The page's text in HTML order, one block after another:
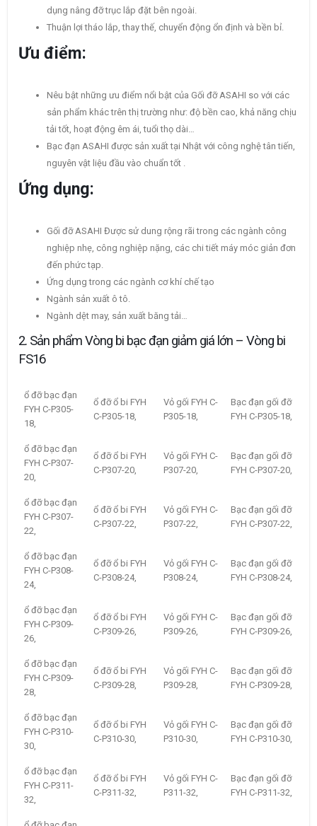
dụng nâng đỡ trục lắp đặt bên ngoài.
Thuận lợi tháo lắp, thay thế, chuyển động ổn định và bền bỉ.
Ưu điểm:
Nêu bật những ưu điểm nổi bật của Gối đỡ ASAHI so với các
sản phẩm khác trên thị trường như: độ bền cao, khả năng chịu
tải tốt, hoạt động êm ái, tuổi thọ dài…
Bạc đạn ASAHI được sản xuất tại Nhật với công nghệ tân tiến,
nguyên vật liệu đầu vào chuẩn tốt .
Ứng dụng:
Gối đỡ ASAHI Được sử dung rộng rãi trong các ngành công
nghiệp nhẹ, công nghiệp nặng, các chi tiết máy móc giản đơn
đến phức tạp.
Ứng dụng trong các ngành cơ khí chế tạo
Ngành sản xuất ô tô.
Ngành dệt may, sản xuất băng tải…
2. Sản phẩm Vòng bi bạc đạn giảm giá lớn – Vòng bi
FS16
ổ đỡ bạc đạn
FYH C-P305-
18,
ổ đỡ ổ bi FYH
C-P305-18,
Vỏ gối FYH C-
P305-18,
Bạc đạn gối đỡ
FYH C-P305-18,
ổ đỡ bạc đạn
FYH C-P307-
20,
ổ đỡ ổ bi FYH
C-P307-20,
Vỏ gối FYH C-
P307-20,
Bạc đạn gối đỡ
FYH C-P307-20,
ổ đỡ bạc đạn
FYH C-P307-
22,
ổ đỡ ổ bi FYH
C-P307-22,
Vỏ gối FYH C-
P307-22,
Bạc đạn gối đỡ
FYH C-P307-22,
ổ đỡ bạc đạn
FYH C-P308-
24,
ổ đỡ ổ bi FYH
C-P308-24,
Vỏ gối FYH C-
P308-24,
Bạc đạn gối đỡ
FYH C-P308-24,
ổ đỡ bạc đạn
FYH C-P309-
26,
ổ đỡ ổ bi FYH
C-P309-26,
Vỏ gối FYH C-
P309-26,
Bạc đạn gối đỡ
FYH C-P309-26,
ổ đỡ bạc đạn
FYH C-P309-
28,
ổ đỡ ổ bi FYH
C-P309-28,
Vỏ gối FYH C-
P309-28,
Bạc đạn gối đỡ
FYH C-P309-28,
ổ đỡ bạc đạn
FYH C-P310-
30,
ổ đỡ ổ bi FYH
C-P310-30,
Vỏ gối FYH C-
P310-30,
Bạc đạn gối đỡ
FYH C-P310-30,
ổ đỡ bạc đạn
FYH C-P311-
32,
ổ đỡ ổ bi FYH
C-P311-32,
Vỏ gối FYH C-
P311-32,
Bạc đạn gối đỡ
FYH C-P311-32,